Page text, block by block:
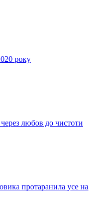
року
через любов до чистоти
протаранила усе на